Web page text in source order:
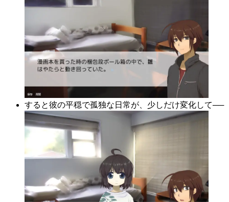
すると彼の平穏で孤独な日常が、少しだけ変化して──